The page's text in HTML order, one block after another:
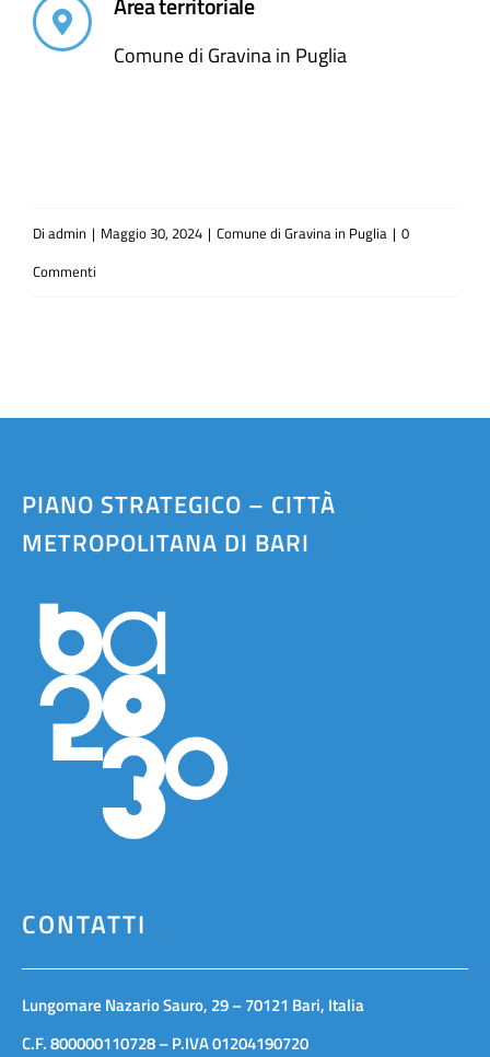
Comune di Gravina in Puglia
Di admin | Maggio 30, 2024 | Comune di Gravina in Puglia | 0
Commenti
PIANO STRATEGICO – CITTÀ
METROPOLITANA DI BARI
CONTATTI
Lungomare Nazario Sauro, 29 – 70121 Bari, Italia
C.F. 800000110728 – P.IVA 01204190720